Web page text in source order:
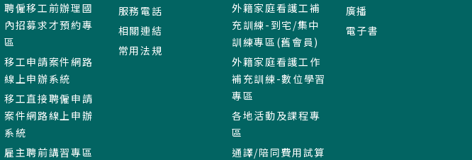
聘僱移工前辦理國
內招募求才預約專
區
移工申請案件網路
線上申辦系統
移工直接聘僱申請
案件網路線上申辦
系統
雇主聘前講習專區
服務電話
相關連結
常用法規
外籍家庭看護工補
充訓練-到宅/集中
訓練專區(舊會員)
外籍家庭看護工作
補充訓練-數位學習
專區
各地活動及課程專
區
通譯/陪同費用試算
廣播
電子書